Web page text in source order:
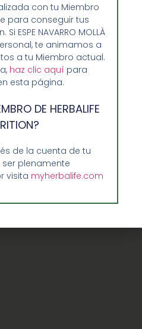
Enformaherbal.com
Pago
55 23
con tu Miembro
para conseguir tus
ESPE NAVARRO MOLLÀ
te animamos a
a tu Miembro actual.
haz clic aquí para
esta página.
DE HERBALIFE
de la cuenta de tu
plenamente
visita myherbalife.com